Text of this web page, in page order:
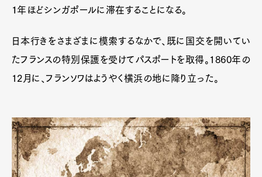
１年ほどシンガポールに滞在することになる。
日本行きをさまざまに模索するなかで、既に国交を開いてい
たフランスの特別保護を受けてパスポートを取得。1860年の
12月に、フランソワはようやく横浜の地に降り立った。